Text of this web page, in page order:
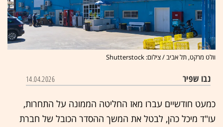
וולט מרקט, תל אביב / צילום: Shutterstock
נבו שפיר 14.04.2026
כמעט חודשיים עברו מאז החליטה הממונה על התחרות,
עו"ד מיכל כהן, לבטל את המשך ההסדר הכובל של חברת